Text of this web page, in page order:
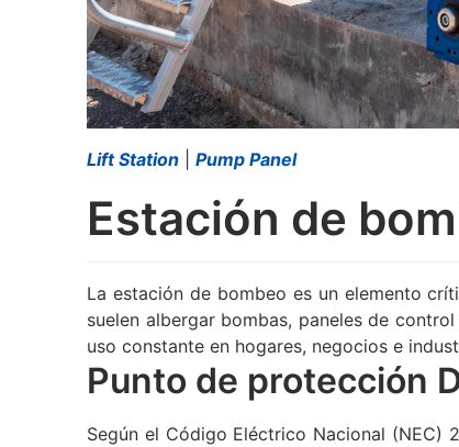
Lift Station |Pump Panel
Estación de
La estación de bombeo es un elemento
suelen albergar bombas, paneles de
uso constante en hogares, negocios e
Punto de protección
Según el Código Eléctrico Nacional (NEC)